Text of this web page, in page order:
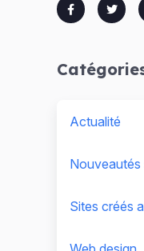
Actualité
Sites créés